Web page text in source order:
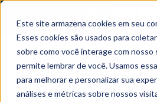
Este site armazena cookies em seu
Esses cookies são usados para
sobre como você interage com nosso
permite lembrar de você. Usamos
para melhorar e personalizar sua
análises e métricas sobre nossos